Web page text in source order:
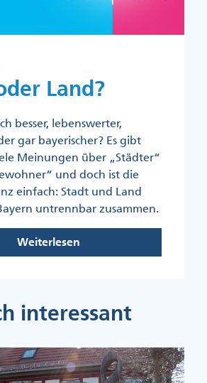
Land?
besser, lebenswerter,
gar bayerischer? Es gibt
Meinungen über „Städter“
und doch ist die
einfach: Stadt und Land
untrennbar zusammen.
Weiterlesen
interessant